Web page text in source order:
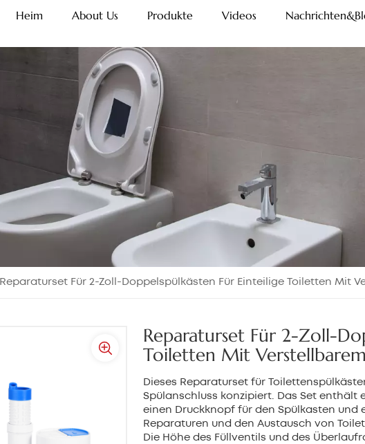
Heim About Us Produkte Videos
Reparaturset Für 2-Zoll-Doppelspülkästen Für Einteilige Toiletten Mit
Reparaturset Für 2-Zoll-
Toiletten Mit
Dieses Reparaturset für
Spülanschluss konzipiert. Das Set enthält
einen Druckknopf für den Spülkasten
Reparaturen und den Austausch von
Die Höhe des Füllventils und des